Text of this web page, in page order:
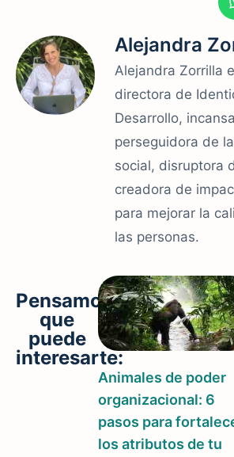
Pensamos
que
puede
interesarte:
Animales de poder
organizacional: 6
pasos para
los atributos de tu
Alejandra
Alejandra Zorrilla
directora de
Desarrollo,
perseguidora de
social, disruptora
creadora de
para mejorar la
las personas.